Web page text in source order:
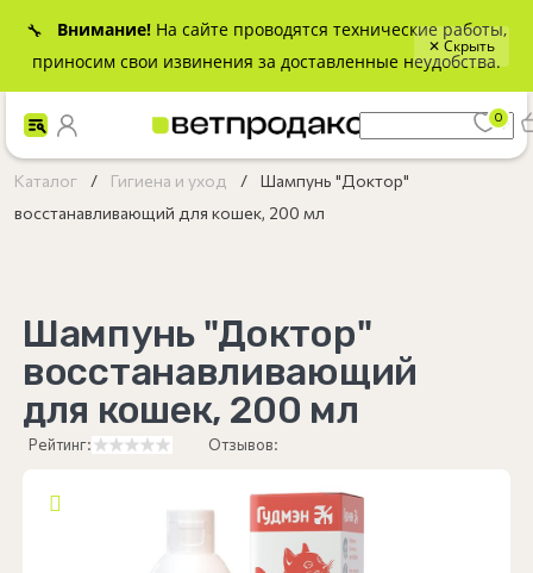
🔧 Внимание! На сайте проводятся технические работы,
приносим свои извинения за доставленные неудобства.
✕ Скрыть
0
Каталог Гигиена и уход
Шампунь "Доктор"
восстанавливающий для кошек, 200 мл
Шампунь "Доктор"
восстанавливающий
для кошек, 200 мл
Рейтинг: Отзывов: